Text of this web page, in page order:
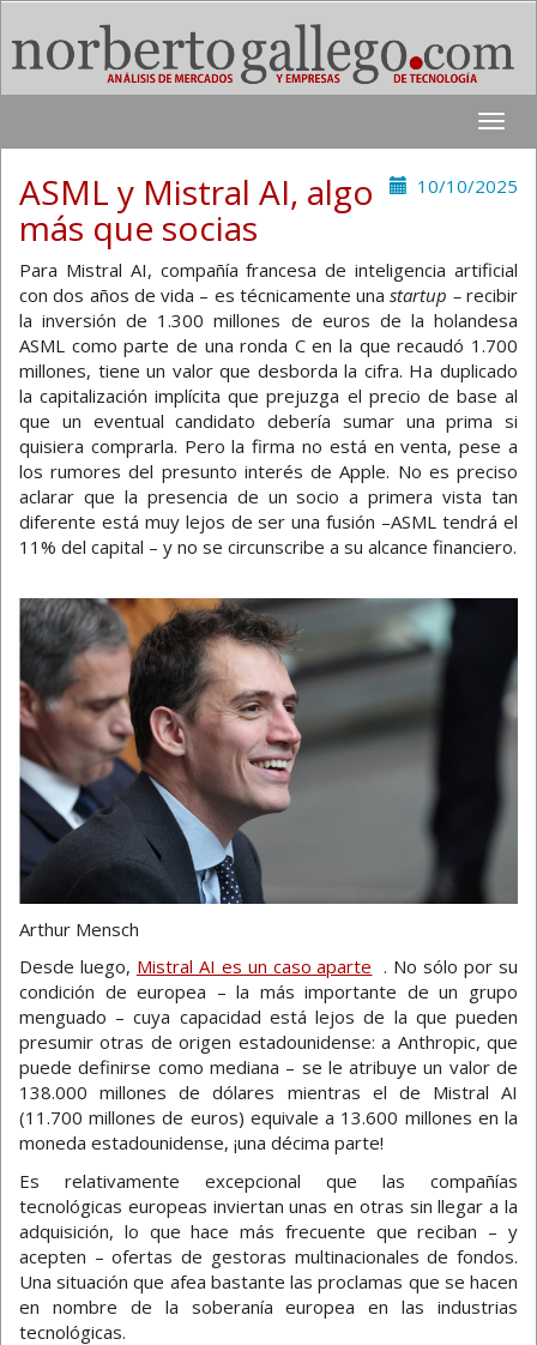
Toggle
10/10/2025
ASML y Mistral AI, algo
más que socias
Para Mistral AI, compañía francesa de inteligencia artificial
con dos años de vida – es técnicamente unastartup –recibir
la inversión de 1.300 millones de euros de la holandesa
ASML como parte de una ronda C en la que recaudó 1.700
millones, tiene un valor que desborda la cifra. Ha duplicado
la capitalización implícita que prejuzga el precio de base al
que un eventual candidato debería sumar una prima si
quisiera comprarla. Pero la firma no está en venta, pese a
los rumores del presunto interés de Apple. No es preciso
aclarar que la presencia de un socio a primera vista tan
diferente está muy lejos de ser una fusión –ASML tendrá el
11% del capital – y no se circunscribe a su alcance financiero.
Arthur Mensch
Desde luego, Mistral AI es un caso aparte . No sólo por su
condición de europea – la más importante de un grupo
menguado – cuya capacidad está lejos de la que pueden
presumir otras de origen estadounidense: a Anthropic, que
puede definirse como mediana – se le atribuye un valor de
138.000 millones de dólares mientras el de Mistral AI
(11.700 millones de euros) equivale a 13.600 millones en la
moneda estadounidense, ¡una décima parte!
Es relativamente excepcional que las compañías
tecnológicas europeas inviertan unas en otras sin llegar a la
adquisición, lo que hace más frecuente que reciban – y
acepten – ofertas de gestoras multinacionales de fondos.
Una situación que afea bastante las proclamas que se hacen
en nombre de la soberanía europea en las industrias
tecnológicas.